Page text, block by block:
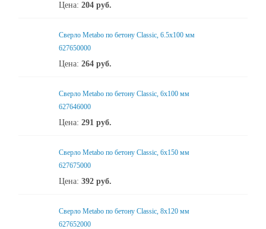
Цена: 204 руб.
Сверло Metabo по бетону Classic, 6.5х100 мм
627650000
Цена: 264 руб.
Сверло Metabo по бетону Classic, 6х100 мм
627646000
Цена: 291 руб.
Сверло Metabo по бетону Classic, 6х150 мм
627675000
Цена: 392 руб.
Сверло Metabo по бетону Classic, 8х120 мм
627652000